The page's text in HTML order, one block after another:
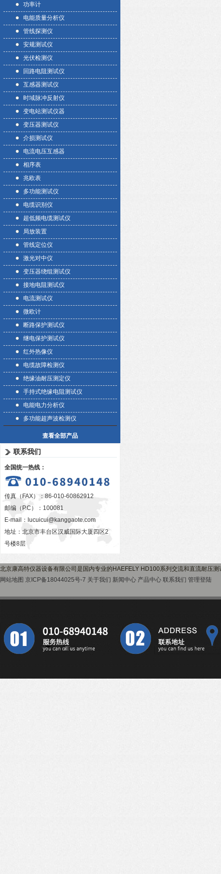
功率计
电能质量分析仪
管线探测仪
安规测试仪
光伏检测仪
回路电阻测试仪
互感器测试仪
时域脉冲反射仪
变电站测试仪器
变压器测试仪
介损测试仪
电流电压互感器
相序表
兆欧表
多功能测试仪
电缆识别仪
超低频电缆测试仪
局放装置
管线定位仪
激光对中仪
变压器绕组测试仪
接地电阻测试仪
电流测试仪
微欧计
断路保护测试仪
继电保护测试仪
红外热像仪
电缆故障检测仪
绝缘油耐压测定仪
手持式绝缘电阻测试仪
电能电力分析仪
多功能超声波检测仪
查看全部产品
联系我们
全国统一热线：
传真（FAX）：86-010-60862912
邮编（P.C）：100081
E-mail： lucuicui@kanggaote.com
地址：北京市丰台区汉威国际大厦四区2
号楼8层
北京康高特仪器设备有限公司是国内专业的HAEFELY HD100系列交流和直流耐压
网站地图 京ICP备18044025号-7 关于我们 新闻中心 产品中心 联系我们 管理登陆